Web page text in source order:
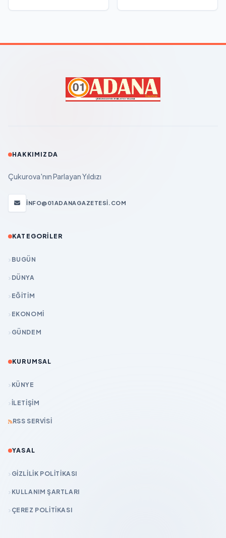
HAKKIMIZDA
Çukurova'nın Parlayan Yıldızı
INFO@01ADANAGAZETESI.COM
KATEGORILER
BUGÜN
DÜNYA
EĞİTİM
EKONOMİ
GÜNDEM
KURUMSAL
KÜNYE
İLETIŞIM
RSS SERVISI
YASAL
GIZLILIK POLITIKASI
KULLANIM ŞARTLARI
ÇEREZ POLITIKASI